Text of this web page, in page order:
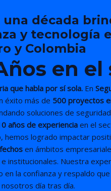
una década
y tecnología
y Colombia
en
que habla por sí sola. En
éxito más de 500 proyectos
soluciones de
años de experiencia en el
hemos logrado impactar
en ámbitos
institucionales. Nuestra
en la confianza y respaldo
día tras día.